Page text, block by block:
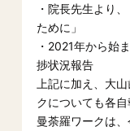
・院長先生より
ために」
・2021年から始
捗状況報告
上記に加え、大
クについても各自
曼荼羅ワークは